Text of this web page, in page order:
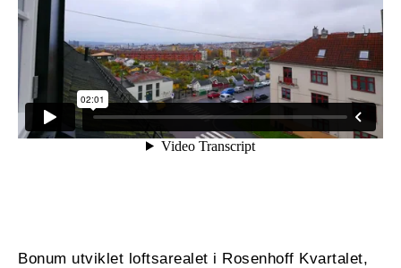
Bonum utviklet loftsarealet i Rosenhoff Kvartalet,